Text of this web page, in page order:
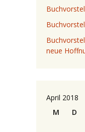
neue
April 2018
M
D